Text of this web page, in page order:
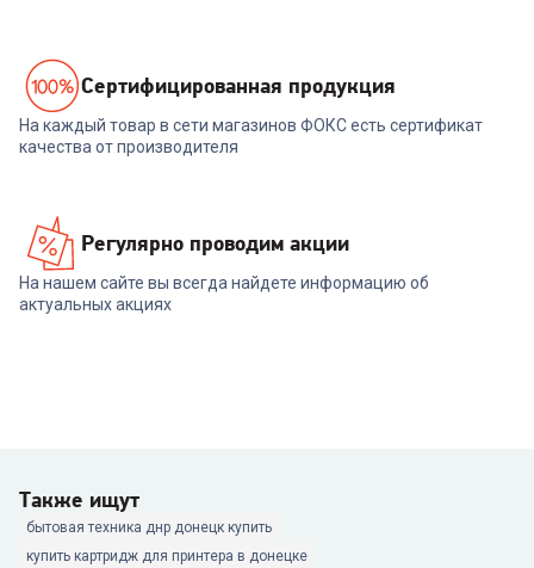
Cертифицированная продукция
На каждый товар в сети магазинов ФОКС есть сертификат
качества от производителя
Регулярно проводим акции
На нашем сайте вы всегда найдете информацию об
актуальных акциях
Также ищут
бытовая техника днр донецк купить
купить картридж для принтера в донецке